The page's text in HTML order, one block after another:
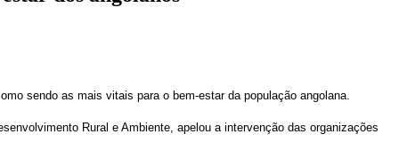
sendo as mais vitais para o bem-estar da população angolana.
Rural e Ambiente, apelou a intervenção das organizações